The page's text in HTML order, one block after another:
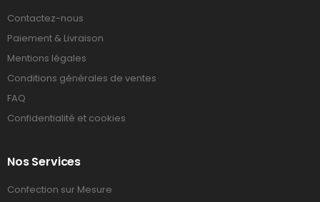
Contactez-nous
Paiement & Livraison
Mentions légales
Conditions générales de ventes
FAQ
Confidentialité et cookies
Nos Services
Confection sur Mesure